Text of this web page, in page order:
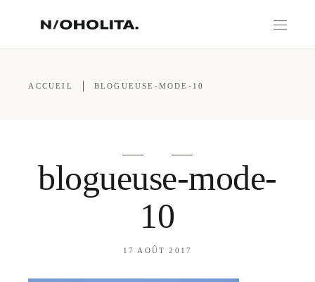
ACCUEIL BLOGUEUSE-MODE-10
blogueuse-mode-
10
17 AOÛT 2017